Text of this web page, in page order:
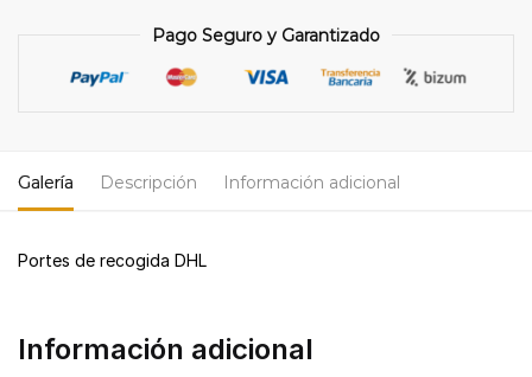
Pago Seguro y Garantizado
Galería Descripción Información adicional
Portes de recogida DHL
Información adicional